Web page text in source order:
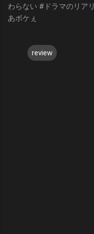
わらない #ドラマのリア
あボケぇ
review